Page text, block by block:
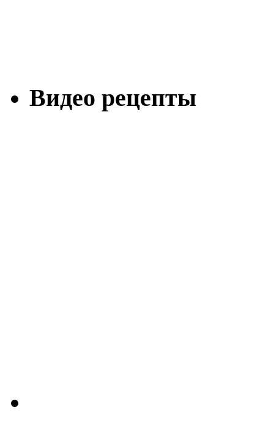
Видео рецепты